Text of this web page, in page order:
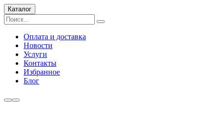
Каталог
Оплата и доставка
Новости
Услуги
Контакты
Избранное
Блог